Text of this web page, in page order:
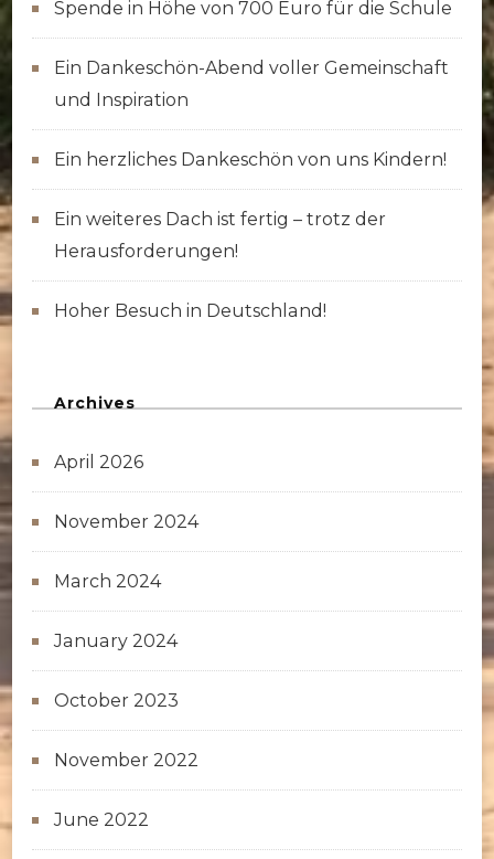
Spende in Höhe von 700 Euro für die Schule
Ein Dankeschön-Abend voller Gemeinschaft
und Inspiration
Ein herzliches Dankeschön von uns Kindern!
Ein weiteres Dach ist fertig – trotz der
Herausforderungen!
Hoher Besuch in Deutschland!
Archives
April 2026
November 2024
March 2024
January 2024
October 2023
November 2022
June 2022